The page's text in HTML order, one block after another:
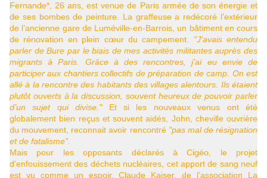
Fernande*, 26 ans, est venue de Paris armée de son énergie et
de ses bombes de peinture. La graffeuse a redécoré l’extérieur
de l’ancienne gare de Luméville-en-Barrois, un bâtiment en cours
de rénovation en plein cœur du campement. "J’avais entendu
parler de Bure par le biais de mes activités militantes auprès des
migrants à Paris. Grâce à des rencontres, j’ai eu envie de
participer aux chantiers collectifs de préparation de camp. On est
allé à la rencontre des habitants des villages alentours. Ils étaient
plutôt ouverts à la discussion, souvent heureux de pouvoir parler
d’un sujet qui divise."Et si les nouveaux venus ont été
globalement bien reçus et souvent aidés, John, cheville ouvrière
du mouvement, reconnait avoir rencontré "pas mal de résignation
et de fatalisme".
Mais pour les opposants déclarés à Cigéo, le projet
d’enfouissement des déchets nucléaires, cet apport de sang neuf
est vu comme un espoir. Claude Kaiser, de l’association La